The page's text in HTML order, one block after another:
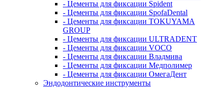
- Цементы для фиксации Spident
- Цементы для фиксации SpofaDental
- Цементы для фиксации TOKUYAMA
GROUP
- Цементы для фиксации ULTRADENT
- Цементы для фиксации VOCO
- Цементы для фиксации Владмива
- Цементы для фиксации Медполимер
- Цементы для фиксации ОмегаДент
Эндодонтические инструменты